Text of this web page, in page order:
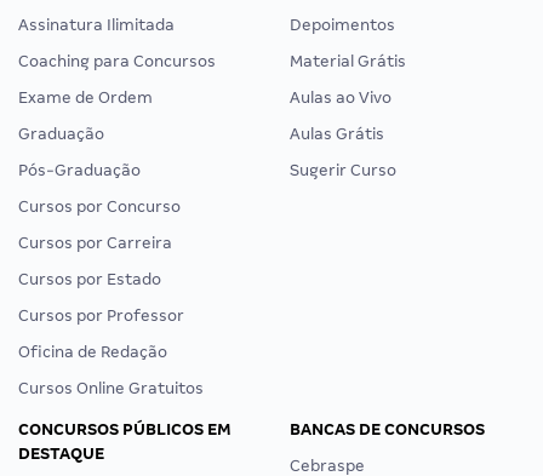
Assinatura Ilimitada
Coaching para Concursos
Exame de Ordem
Graduação
Pós-Graduação
Cursos por Concurso
Cursos por Carreira
Cursos por Estado
Cursos por Professor
Oficina de Redação
Cursos Online Gratuitos
Depoimentos
Material Grátis
Aulas ao Vivo
Aulas Grátis
Sugerir Curso
CONCURSOS PÚBLICOS EM
DESTAQUE
BANCAS DE CONCURSOS
Cebraspe